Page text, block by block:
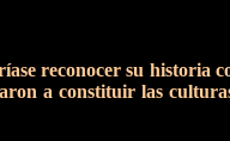
reconocer su historia
a constituir las